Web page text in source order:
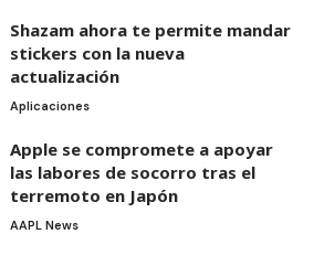
Shazam ahora te permite mandar
stickers con la nueva
actualización
Aplicaciones
Apple se compromete a apoyar
las labores de socorro tras el
terremoto en Japón
AAPL News